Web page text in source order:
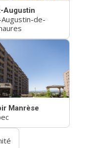
Augustin
Augustin-de-
Manrèse